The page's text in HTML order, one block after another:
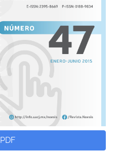
PDF